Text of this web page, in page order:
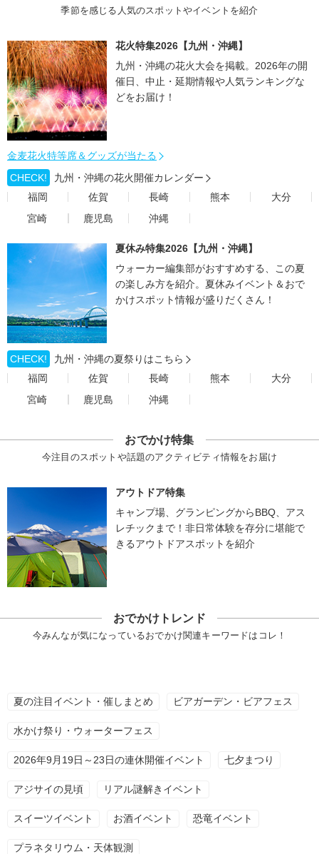
季節を感じる人気のスポットやイベントを紹介
花火特集2026【九州・沖縄】
九州・沖縄の花火大会を掲載。2026年の開
催日、中止・延期情報や人気ランキングな
どをお届け！
金麦花火特等席＆グッズが当たる
CHECK!
九州・沖縄の花火開催カレンダー
福岡
佐賀 長崎 熊本
大分
宮崎
鹿児島 沖縄
夏休み特集2026【九州・沖縄】
ウォーカー編集部がおすすめする、この夏
の楽しみ方を紹介。夏休みイベント＆おで
かけスポット情報が盛りだくさん！
CHECK!
九州・沖縄の夏祭りはこちら
福岡
佐賀 長崎 熊本
大分
宮崎
鹿児島 沖縄
おでかけ特集
今注目のスポットや話題のアクティビティ情報をお届け
アウトドア特集
キャンプ場、グランピングからBBQ、アス
レチックまで！非日常体験を存分に堪能で
きるアウトドアスポットを紹介
おでかけトレンド
今みんなが気になっているおでかけ関連キーワードはコレ！
夏の注目イベント・催しまとめ ビアガーデン・ビアフェス
水かけ祭り・ウォーターフェス
2026年9月19日～23日の連休開催イベント 七夕まつり
アジサイの見頃 リアル謎解きイベント
スイーツイベント お酒イベント 恐竜イベント
プラネタリウム・天体観測